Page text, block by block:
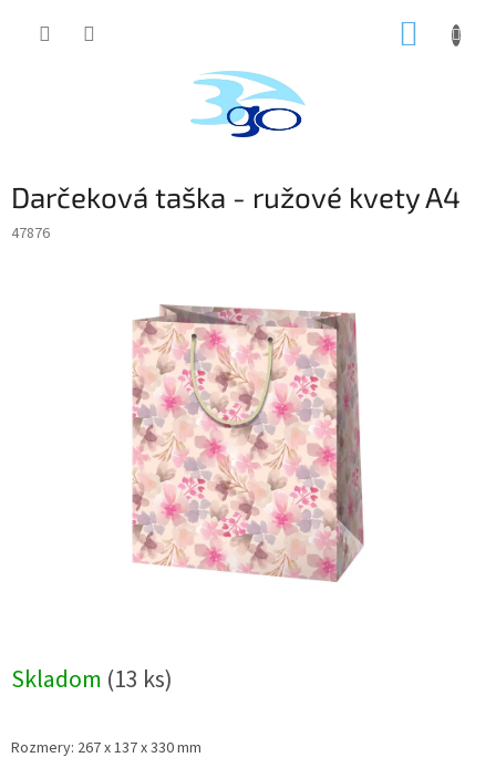
Darčeková taška - ružové kvety A4
47876
Skladom (13 ks)
Rozmery: 267 x 137 x 330 mm